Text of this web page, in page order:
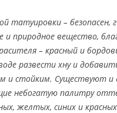
татуировки – безопасен,
и природное вещество,
– красный и
развести хну и
и стойким. Существуют и
небогатую палитру
желтых, синих и